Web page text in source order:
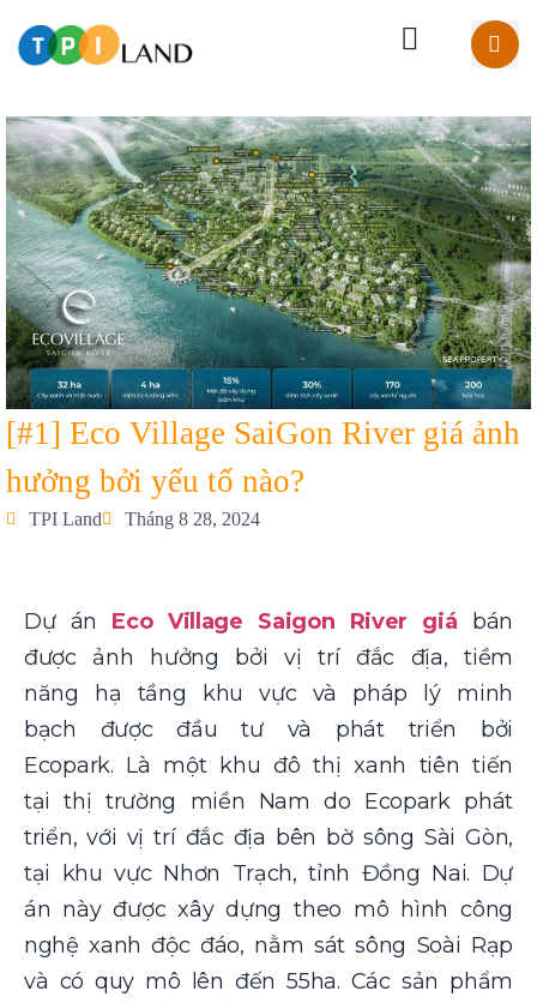
[#1] Eco Village SaiGon River giá ảnh
hưởng bởi yếu tố nào?
TPI Land Tháng 8 28, 2024
Dự án Eco Village Saigon River giá
bán
được
ảnh hưởng bởi vị trí đắc địa, tiềm
năng hạ tầng khu vực và pháp lý minh
bạch được đầu tư và phát triển bởi
Ecopark. Là một khu đô thị xanh tiên tiến
tại thị trường miền Nam do Ecopark phát
triển, với vị trí đắc địa bên bờ sông Sài Gòn,
tại khu vực Nhơn Trạch, tỉnh Đồng Nai. Dự
án này được xây dựng theo mô hình công
nghệ xanh độc đáo, nằm sát sông Soài Rạp
và có quy mô lên đến 55ha. Các sản phẩm